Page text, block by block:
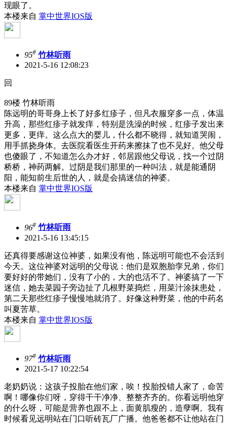
现眼了。
本楼来自 掌中世界IOS版
95# 竹林听雨
2021-5-16 12:08:23
回
89楼 竹林听雨
陈远明的哥哥身上长了好多红疹子，但凡衣服穿多一点，体温
升高，那些红疹子就发痒，特别是洗澡的时候，红疹子发出来
更多，更痒。这么点大的婴儿，什么都不晓得，就知道哭闹，
用手抓挠身体。去医院看医生开药来擦抹了也不见好。他父母
也傻眼了，不知道怎么办才好，邻居跟他父母说，找一个过阴
桥桥，神药两解。过阴是我们那里的一种叫法，就是能通阴
阳，能知前生后世的人，就是会搞迷信的神婆。
本楼来自 掌中世界IOS版
96# 竹林听雨
2021-5-16 13:45:15
还真得要感谢这位神婆，如果没有他，陈远明可能也不会活到
今天。这位神婆对远明的父母说：他们是双胞胎孪兄弟，你们
要好好的带她们，没有了小的，大的也活不了。神婆搞了一下
迷信，她去菜园子旁边扯了几根野菜捣烂，用菜汁涂抹患处，
第二天那些红疹子慢慢地就消了。好像这种野菜，他的中药名
叫夏苦草。
本楼来自 掌中世界IOS版
97# 竹林听雨
2021-5-17 10:22:54
老奶奶说：这孩子投胎在他们家，唉！投胎投错人家了，命苦
啊！哪像你们呀，穿得干干净净、整整齐齐的。你看远明他穿
的什么呀，可能是营养也跟不上，面黄肌瘦的，造孽啊。我有
时候看见远明站在门口听砖瓦厂广播。他爸爸都不让他站在门